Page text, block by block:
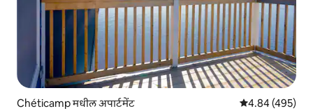
Chéticamp मधील अपार्टमेंट 5 पैकी 4.84
4.84 (495)